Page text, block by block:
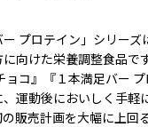
プロテイン」シリーズ
向けた栄養調整食品
ョコ』『１本満足バー
運動後においしく手軽
販売計画を大幅に上